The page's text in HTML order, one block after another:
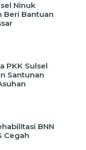
Ninuk
Beri Bantuan
PKK Sulsel
Santunan
BNN
Cegah